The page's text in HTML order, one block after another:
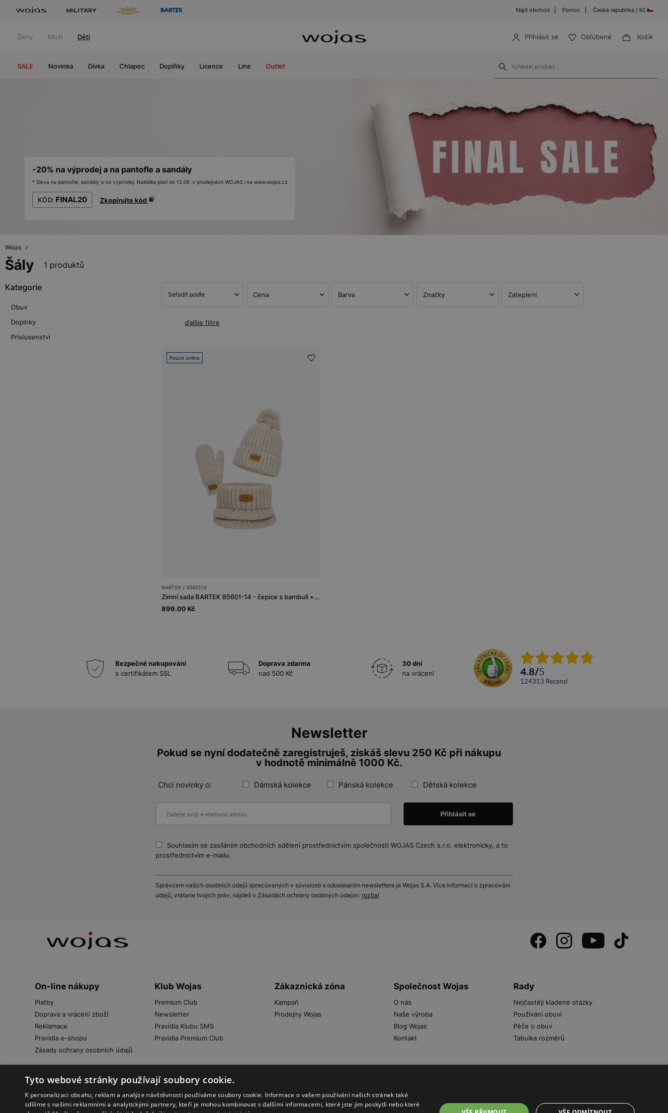
Najít obchod Pomoc Česká republika / Kč
Ženy Muži Děti Přihlásit se Obľúbené Košík
SALE Novinka Dívka Chlapec Doplňky Licence Line Outlet
-20% na výprodej a na pantofle a sandály
* Sleva na pantofle, sandály a na výprodej. Nabídka platí do 12.08. v prodejnách WOJAS i na www.wojas.cz
KÓD: FINAL20 Zkopírujte kód
Wojas
Šály 1 produktů
Kategorie
Obuv
Doplnky
Prislusenstvi
Seřadit podle Cena Barva Značky Zateplení
ďalšie filtre
Pouze online
BARTEK / 8560114
Zimní sada BARTEK 85601-14 - čepice s bambulí + nákrčník + rukavice
899.00 Kč
Bezpečné nakupování
s certifikátem SSL
Doprava zdarma
nad 500 Kč
30 dní
na vrácení
4.8/5
124313 recenzí
Newsletter
Pokud se nyní dodatečně zaregistruješ, získáš slevu 250 Kč při nákupu
v hodnotě minimálně 1000 Kč.
Chci novinky o: Dámská kolekce Pánská kolekce Dětská kolekce
Souhlasím se zasíláním obchodních sdělení prostřednictvím společnosti WOJAS Czech s.r.o. elektronicky, a to
prostřednictvím e-mailu.
Správcem vašich osobních údajů spracúvaných v súvislosti s odosielaním newslettera je Wojas S.A. Více informací o zpracování
údajů, vrátane tvojich práv, nájdeš v Zásadách ochrany osobných údajov: rozbal
On-line nákupy
Platby
Doprava a vrácení zboží
Reklamace
Pravidla e-shopu
Zásady ochrany osobních údajů
Klub Wojas
Premium Club
Newsletter
Pravidla Klubu SMS
Pravidla Premium Club
Zákaznická zóna
Kampaň
Prodejny Wojas
Společnost Wojas
O nás
Naše výroba
Blog Wojas
Kontakt
Rady
Nejčastěji kladené otázky
Používání obuvi
Péče o obuv
Tabulka rozměrů
Tyto webové stránky používají soubory cookie.
K personalizaci obsahu, reklam a analýze návštěvnosti používáme soubory cookie. Informace o vašem používání našich stránek také
sdílíme s našimi reklamními a analytickými partnery, kteří je mohou kombinovat s dalšími informacemi, které jste jim poskytli nebo které